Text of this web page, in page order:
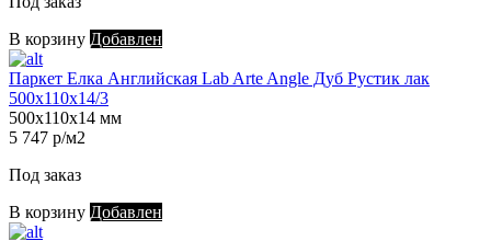
В корзину Добавлен
Паркет Елка Английская Lab Arte Angle Дуб Рустик лак
500х110х14/3
500х110х14 мм
5 747 р/м2
Под заказ
В корзину Добавлен